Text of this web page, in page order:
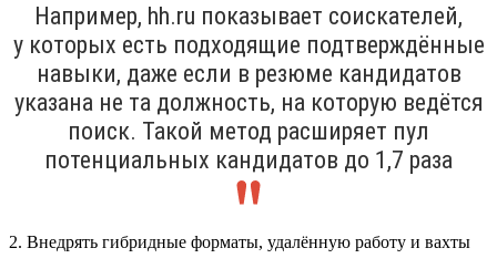
Например, hh.ru показывает соискателей,
у которых есть подходящие подтверждённые
навыки, даже если в резюме кандидатов
указана не та должность, на которую ведётся
поиск. Такой метод расширяет пул
потенциальных кандидатов до 1,7 раза
2. Внедрять гибридные форматы, удалённую работу и вахты